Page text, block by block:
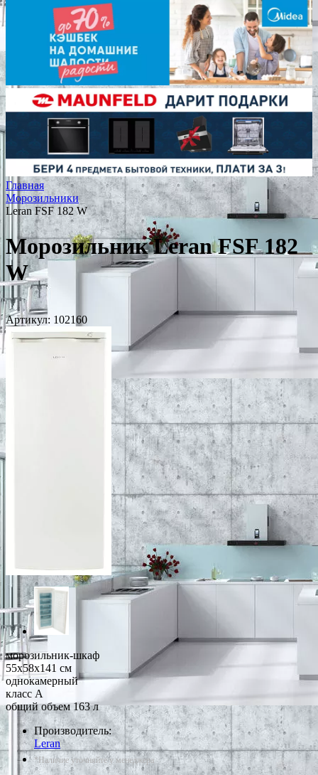
Главная
Морозильники
Leran FSF 182 W
Морозильник Leran FSF 182
W
Артикул: 102160
морозильник-шкаф
55x58x141 см
однокамерный
класс A
общий объем 163 л
Производитель:
Leran
*Наличие уточняйте у менеджера